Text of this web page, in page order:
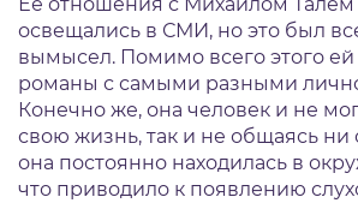
Ее отношения с Михаилом Талем
освещались в СМИ, но это был
вымысел. Помимо всего этого
романы с самыми разными
Конечно же, она человек и не
свою жизнь, так и не общаясь ни
она постоянно находилась в
что приводило к появлению